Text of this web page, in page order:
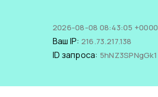
2026-08-08 08:43:05 +0000
Ваш IP: 216.73.217.138
ID запроса: 5hNZ3SPNgGk1